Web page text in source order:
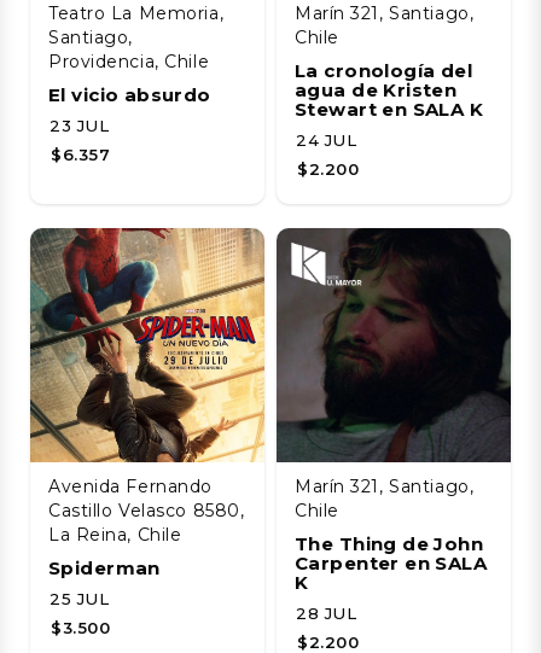
Teatro La Memoria,
Santiago,
Providencia, Chile
El vicio absurdo
23 JUL
$6.357
Marín 321, Santiago,
Chile
La cronología del
agua de Kristen
Stewart en SALA K
24 JUL
$2.200
Avenida Fernando
Castillo Velasco 8580,
La Reina, Chile
Spiderman
25 JUL
$3.500
Marín 321, Santiago,
Chile
The Thing de John
Carpenter en SALA
K
28 JUL
$2.200